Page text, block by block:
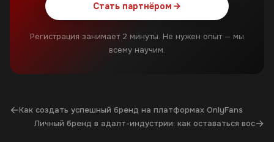
Стать партнёром
Регистрация занимает 2 минуты. Не нужен опыт — мы
всему научим.
←Как создать успешный бренд на платформах OnlyFans
Личный бренд в адалт-индустрии: как оставаться вос→